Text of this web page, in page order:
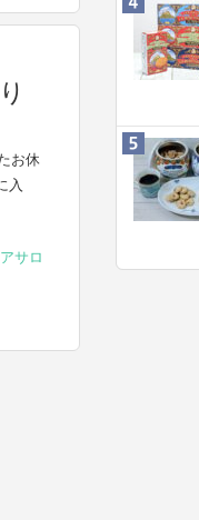
お休
入
サロ